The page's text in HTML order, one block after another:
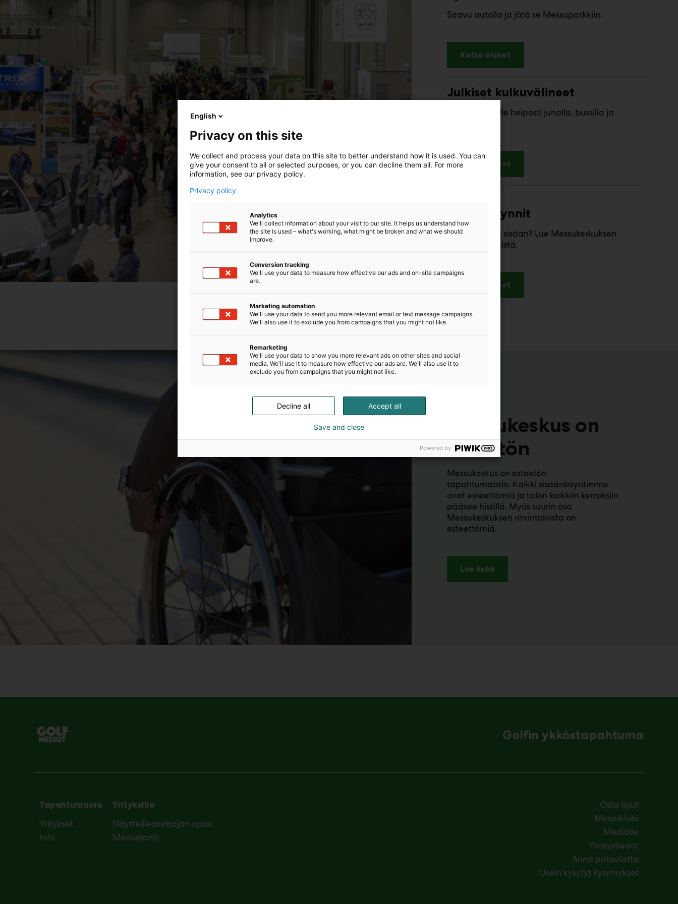
Saavu autolla ja jätä se Messuparkkiin.
Katso ohjeet
Julkiset kulkuvälineet
Pääset paikalle helposti junalla, bussilla ja
Katso ohjeet
Sisäänkäynnit
Mistä pääsee sisään? Lue Messukeskuksen
sisäänkäynneistä.
Katso ohjeet
Messukeskus on
esteetön
Messukeskus on esteetön
tapahtumatalo. Kaikki sisäänkäyntimme
ovat esteettömiä ja talon kaikkiin kerroksiin
pääsee hissillä. Myös suurin osa
Messukeskuksen ravintoloista on
esteettömiä.
Lue lisää
Golfin ykköstapahtuma
Tapahtumassa
Yritykset
Info
Yrityksille
Näytteilleasettajan opas
Mediakortti
Osta liput
Messuklubi
Medialle
Yhteystiedot
Anna palautetta
Usein kysytyt kysymykset
English
Privacy on this site
We collect and process your data on this site to better understand how it is used. You can
give your consent to all or selected purposes, or you can decline them all. For more
information, see our privacy policy.
Privacy policy
Analytics
We'll collect information about your visit to our site. It helps us understand how
the site is used – what's working, what might be broken and what we should
improve.
Conversion tracking
We'll use your data to measure how effective our ads and on-site campaigns
are.
Marketing automation
We'll use your data to send you more relevant email or text message campaigns.
We'll also use it to exclude you from campaigns that you might not like.
Remarketing
We'll use your data to show you more relevant ads on other sites and social
media. We'll use it to measure how effective our ads are. We'll also use it to
exclude you from campaigns that you might not like.
Accept all
Decline all
Save and close
Powered by